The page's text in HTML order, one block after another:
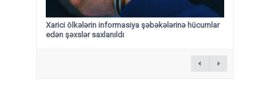
Xarici ölkələrin informasiya şəbəkələrinə hücumlar
edən şəxslər saxlanıldı